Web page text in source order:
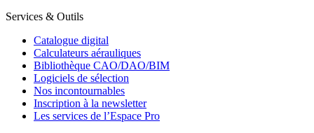
Services & Outils
Catalogue digital
Calculateurs aérauliques
Bibliothèque CAO/DAO/BIM
Logiciels de sélection
Nos incontournables
Inscription à la newsletter
Les services de l’Espace Pro